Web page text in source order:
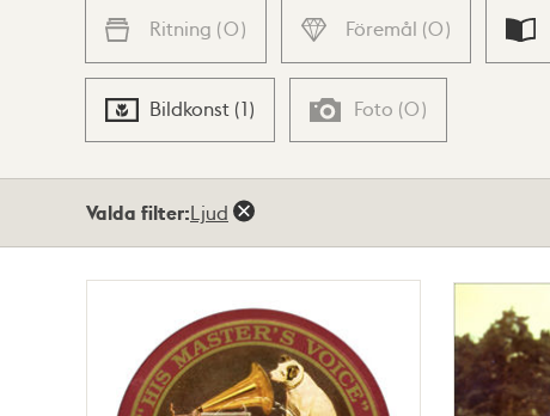
Ritning (0) Föremål (0)
Bildkonst (1) Foto (0)
Valda filter:Ljud